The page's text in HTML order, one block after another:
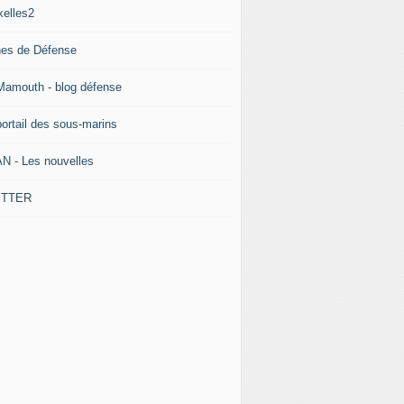
de Défense
- blog défense
des sous-marins
- Les nouvelles